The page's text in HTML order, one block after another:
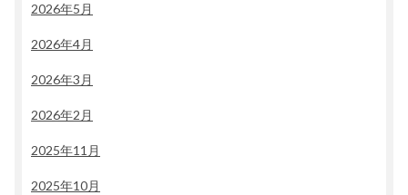
2026年5月
2026年4月
2026年3月
2026年2月
2025年11月
2025年10月